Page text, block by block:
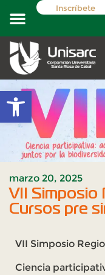
Abrir barra de
Inscríbete
marzo 20, 2025
VII Simposio
Cursos pre
VII Simposio
Ciencia